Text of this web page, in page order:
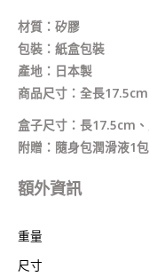
材質：矽膠
包裝：紙盒包裝
產地：日本製
商品尺寸：全長
盒子尺寸：長17.5cm
附贈：隨身包潤滑液1
額外資訊
重量
尺寸